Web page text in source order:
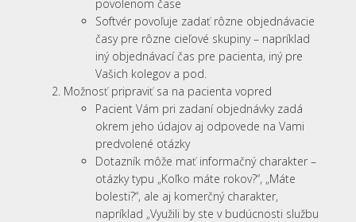
povolenom čase
Softvér povoľuje zadať rôzne objednávacie
časy pre rôzne cieľové skupiny – napríklad
iný objednávací čas pre pacienta, iný pre
Vašich kolegov a pod.
Možnosť pripraviť sa na pacienta vopred
Pacient Vám pri zadaní objednávky zadá
okrem jeho údajov aj odpovede na Vami
predvolené otázky
Dotazník môže mať informačný charakter –
otázky typu „Koľko máte rokov?“, „Máte
bolesti?“, ale aj komerčný charakter,
napríklad „Využili by ste v budúcnosti službu